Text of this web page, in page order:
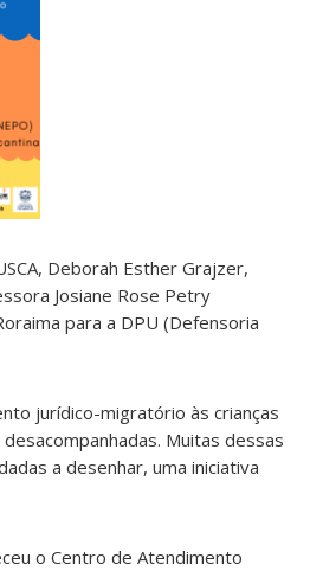
Deborah Esther Grajzer,
Josiane Rose Petry
para a DPU (Defensoria
jurídico-migratório às crianças
Muitas dessas
a desenhar, uma iniciativa
o Centro de Atendimento